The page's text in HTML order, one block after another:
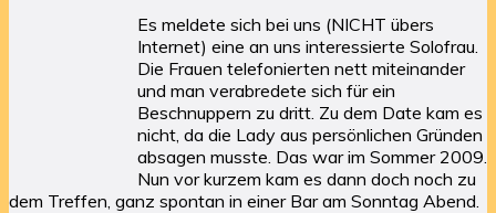
Es meldete sich bei uns (NICHT übers
Internet) eine an uns interessierte Solofrau.
Die Frauen telefonierten nett miteinander
und man verabredete sich für ein
Beschnuppern zu dritt. Zu dem Date kam es
nicht, da die Lady aus persönlichen Gründen
absagen musste. Das war im Sommer 2009.
Nun vor kurzem kam es dann doch noch zu
dem Treffen, ganz spontan in einer Bar am Sonntag Abend.